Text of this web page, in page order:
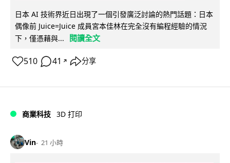
日本 AI 技術界近日出現了一個引發廣泛討論的熱門話題：日本
偶像前 Juice=Juice 成員宮本佳林在完全沒有編程經驗的情況
下，僅憑藉與...
閱讀全文
510 41 ↗ 分享
商業科技 3D 打印
Vin 21 小時